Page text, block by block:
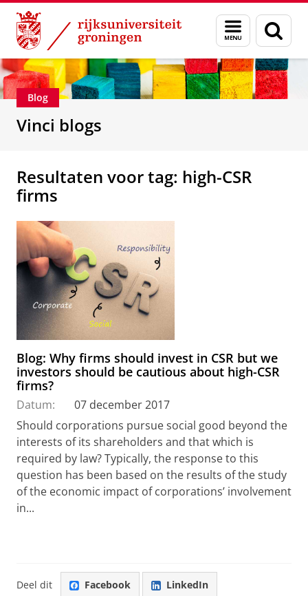
Skip
Content
Skip
Navigation
Menu
en
zoeken
Department of Innovation Management &
Blog
Vinci blogs
Resultaten voor tag: high-CSR
firms
Blog: Why firms should invest in CSR but we
investors should be cautious about high-CSR
firms?
Datum:
07 december 2017
Should corporations pursue social good beyond the
interests of its shareholders and that which is
required by law? Typically, the response to this
question has been based on the results of the study
of the economic impact of corporations’ involvement
in...
Deel dit Facebook LinkedIn